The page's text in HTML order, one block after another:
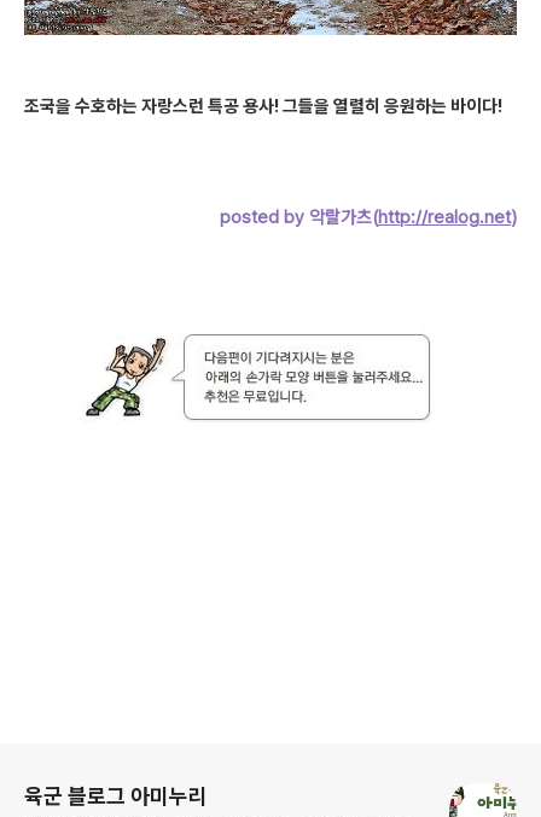
조국을 수호하는 자랑스런 특공 용사! 그들을 열렬히 응원하는 바이다!
posted by 악랄가츠(http://realog.net)
육군 블로그 아미누리